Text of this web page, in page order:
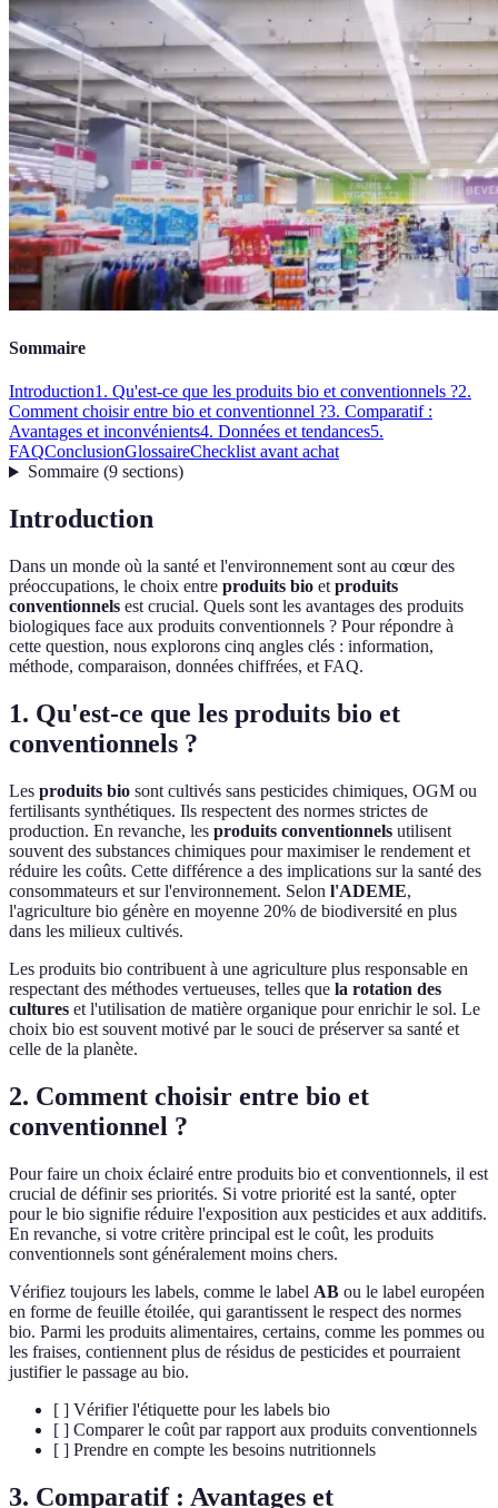
Sommaire
Introduction1. Qu'est-ce que les produits bio et conventionnels ?2.
Comment choisir entre bio et conventionnel ?3. Comparatif :
Avantages et inconvénients4. Données et tendances5.
FAQConclusionGlossaireChecklist avant achat
Sommaire(9 sections)
Introduction
Dans un monde où la santé et l'environnement sont au cœur des
préoccupations, le choix entre produits bio et produits
conventionnels est crucial. Quels sont les avantages des produits
biologiques face aux produits conventionnels ? Pour répondre à
cette question, nous explorons cinq angles clés : information,
méthode, comparaison, données chiffrées, et FAQ.
1. Qu'est-ce que les produits bio et
conventionnels ?
Les produits bio sont cultivés sans pesticides chimiques, OGM ou
fertilisants synthétiques. Ils respectent des normes strictes de
production. En revanche, les produits conventionnels utilisent
souvent des substances chimiques pour maximiser le rendement et
réduire les coûts. Cette différence a des implications sur la santé des
consommateurs et sur l'environnement. Selon l'ADEME,
l'agriculture bio génère en moyenne 20% de biodiversité en plus
dans les milieux cultivés.
Les produits bio contribuent à une agriculture plus responsable en
respectant des méthodes vertueuses, telles que la rotation des
cultures et l'utilisation de matière organique pour enrichir le sol. Le
choix bio est souvent motivé par le souci de préserver sa santé et
celle de la planète.
2. Comment choisir entre bio et
conventionnel ?
Pour faire un choix éclairé entre produits bio et conventionnels, il est
crucial de définir ses priorités. Si votre priorité est la santé, opter
pour le bio signifie réduire l'exposition aux pesticides et aux additifs.
En revanche, si votre critère principal est le coût, les produits
conventionnels sont généralement moins chers.
Vérifiez toujours les labels, comme le label AB ou le label européen
en forme de feuille étoilée, qui garantissent le respect des normes
bio. Parmi les produits alimentaires, certains, comme les pommes ou
les fraises, contiennent plus de résidus de pesticides et pourraient
justifier le passage au bio.
[ ] Vérifier l'étiquette pour les labels bio
[ ] Comparer le coût par rapport aux produits conventionnels
[ ] Prendre en compte les besoins nutritionnels
3. Comparatif : Avantages et